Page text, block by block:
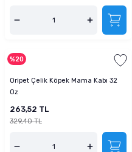
%20
Oripet Çelik Köpek Mama Kabı 32
Oz
263,52 TL
329,40 TL